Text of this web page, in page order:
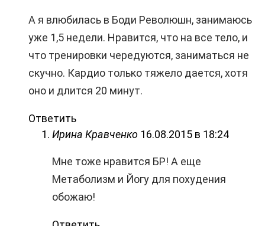
А я влюбилась в Боди Революшн, занимаюсь
уже 1,5 недели. Нравится, что на все тело, и
что тренировки чередуются, заниматься не
скучно. Кардио только тяжело дается, хотя
оно и длится 20 минут.
Ответить
Ирина Кравченко 16.08.2015 в 18:24
Мне тоже нравится БР! А еще
Метаболизм и Йогу для похудения
обожаю!